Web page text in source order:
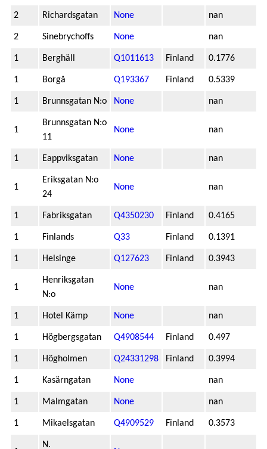
2 Richardsgatan None nan
2 Sinebrychoffs None nan
1 Berghäll Q1011613 Finland 0.1776
1 Borgå Q193367 Finland 0.5339
1 Brunnsgatan N:o None nan
1
Brunnsgatan N:o
11
None nan
1 Eappviksgatan None nan
1
Eriksgatan N:o
24
None nan
1 Fabriksgatan Q4350230 Finland 0.4165
1 Finlands Q33 Finland 0.1391
1 Helsinge Q127623 Finland 0.3943
1
Henriksgatan
N:o
None nan
1 Hotel Kämp None nan
1 Högbergsgatan Q4908544 Finland 0.497
1 Högholmen Q24331298 Finland 0.3994
1 Kasärngatan None nan
1 Malmgatan None nan
1 Mikaelsgatan Q4909529 Finland 0.3573
N.